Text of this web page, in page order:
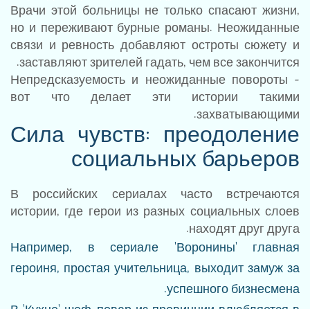
Врачи этой больницы не только спасают жизни,
но и переживают бурные романы. Неожиданные
связи и ревность добавляют остроты сюжету и
заставляют зрителей гадать, чем все закончится.
Непредсказуемость и неожиданные повороты -
вот что делает эти истории такими
захватывающими.
Сила чувств: преодоление
социальных барьеров
В российских сериалах часто встречаются
истории, где герои из разных социальных слоев
находят друг друга.
Например, в сериале 'Воронины' главная
героиня, простая учительница, выходит замуж за
успешного бизнесмена.